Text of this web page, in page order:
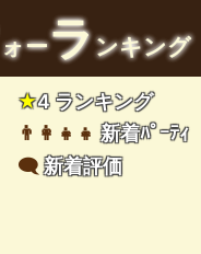
ォーランキング
★4 ランキング
👨‍👩‍👧‍👧新着ﾊﾟｰﾃｨ
🗨️新着評価